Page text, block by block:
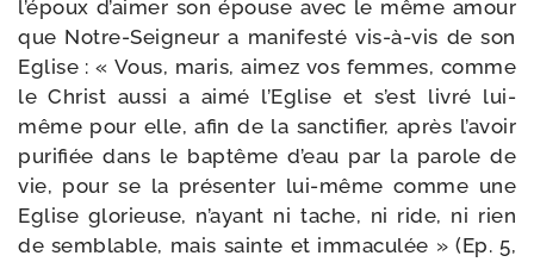
l’époux d’aimer son épouse avec le même amour
que Notre-​Seigneur a mani­fes­té vis-​à-​vis de son
Eglise : « Vous, maris, aimez vos femmes, comme
le Christ aus­si a aimé l’Eglise et s’est livré lui-​
même pour elle, afin de la sanc­ti­fier, après l’avoir
puri­fiée dans le bap­tême d’eau par la parole de
vie, pour se la pré­sen­ter lui-​même comme une
Eglise glo­rieuse, n’ayant ni tache, ni ride, ni rien
de sem­blable, mais sainte et imma­cu­lée » (Ep. 5,